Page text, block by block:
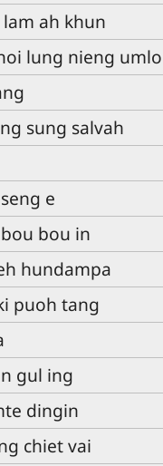
ah khun
lung nieng
sung salvah
e
bou bou in
hundampa
puoh tang
gul ing
dingin
chiet vai